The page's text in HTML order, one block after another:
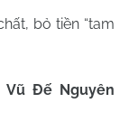
bỏ tiền “tam
Vũ Đế Nguyên